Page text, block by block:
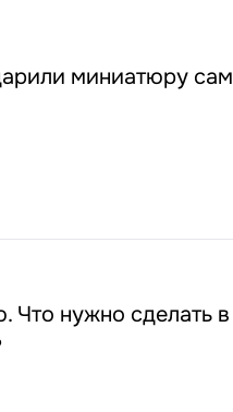
миниатюру
Что нужно сделать